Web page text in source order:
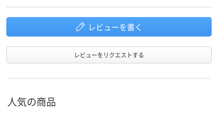
レビューを書く
レビューをリクエストする
人気の商品